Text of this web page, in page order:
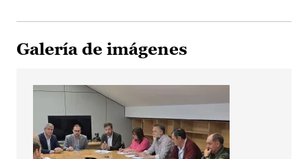
Galería de imágenes